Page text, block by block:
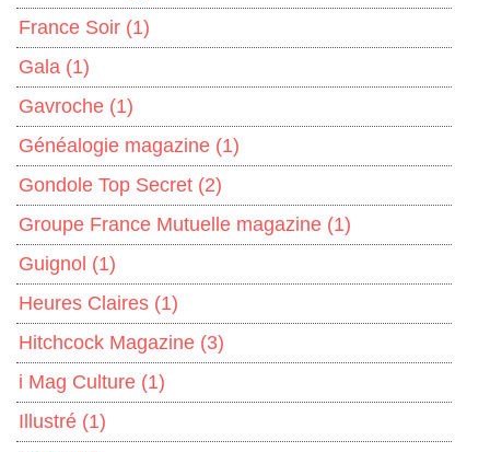
France Soir (1)
Gala (1)
Gavroche (1)
Généalogie magazine (1)
Gondole Top Secret (2)
Groupe France Mutuelle magazine (1)
Guignol (1)
Heures Claires (1)
Hitchcock Magazine (3)
i Mag Culture (1)
Illustré (1)